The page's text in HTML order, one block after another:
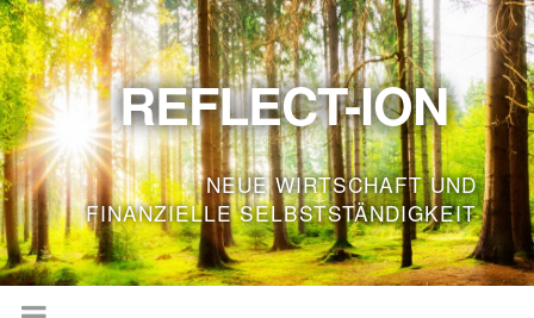
REFLECT-ION
NEUE WIRTSCHAFT UND
FINANZIELLE SELBSTSTÄNDIGKEIT